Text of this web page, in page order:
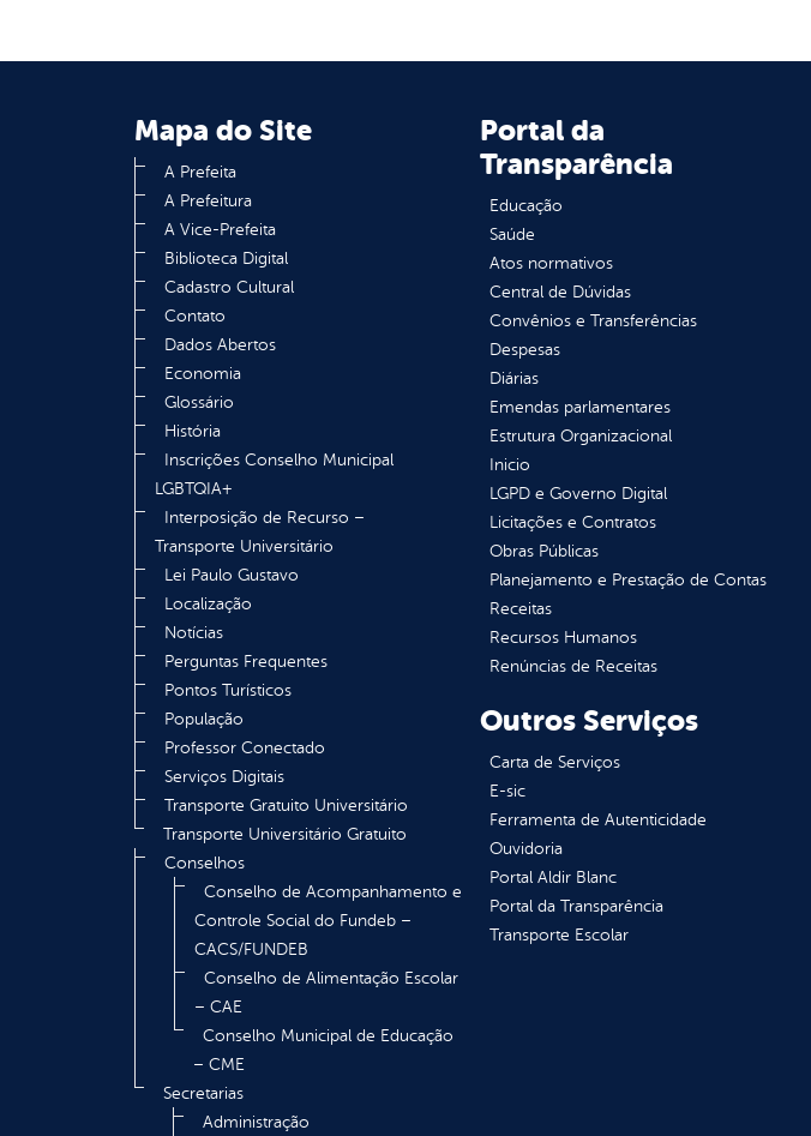
Mapa do Site
A Prefeita
A Prefeitura
A Vice-Prefeita
Biblioteca Digital
Cadastro Cultural
Contato
Dados Abertos
Economia
Glossário
História
Inscrições Conselho Municipal
LGBTQIA+
Interposição de Recurso –
Transporte Universitário
Lei Paulo Gustavo
Localização
Notícias
Perguntas Frequentes
Pontos Turísticos
População
Professor Conectado
Serviços Digitais
Transporte Gratuito Universitário
Transporte Universitário Gratuito
Conselhos
Conselho de Acompanhamento e
Controle Social do Fundeb –
CACS/FUNDEB
Conselho de Alimentação Escolar
– CAE
Conselho Municipal de Educação
– CME
Secretarias
Administração
Portal da
Transparência
Educação
Saúde
Atos normativos
Central de Dúvidas
Convênios e Transferências
Despesas
Diárias
Emendas parlamentares
Estrutura Organizacional
Inicio
LGPD e Governo Digital
Licitações e Contratos
Obras Públicas
Planejamento e Prestação de Contas
Receitas
Recursos Humanos
Renúncias de Receitas
Outros Serviços
Carta de Serviços
E-sic
Ferramenta de Autenticidade
Ouvidoria
Portal Aldir Blanc
Portal da Transparência
Transporte Escolar